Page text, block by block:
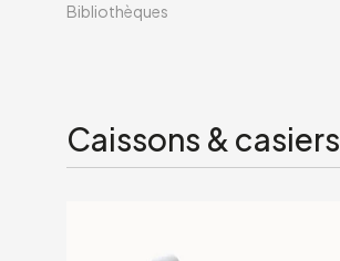
Bibliothèques
Caissons & casiers